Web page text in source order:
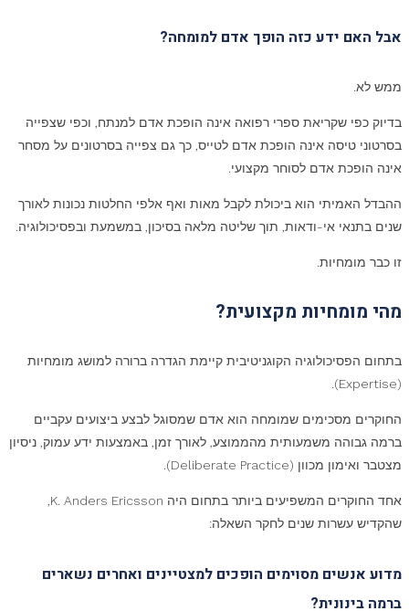
אבל האם ידע כזה הופך אדם למומחה?
ממש לא.
בדיוק כפי שקריאת ספרי רפואה אינה הופכת אדם למנתח, וכפי שצפייה
בסרטוני טיסה אינה הופכת אדם לטייס, כך גם צפייה בסרטונים על מסחר
אינה הופכת אדם לסוחר מקצועי.
ההבדל האמיתי הוא ביכולת לקבל מאות ואף אלפי החלטות נכונות לאורך
שנים בתנאי אי-ודאות, תוך שליטה מלאה בסיכון, במשמעת ובפסיכולוגיה.
זו כבר מומחיות.
מהי מומחיות מקצועית?
בתחום הפסיכולוגיה הקוגניטיבית קיימת הגדרה ברורה למושג מומחיות
(Expertise).
החוקרים מסכימים שמומחה הוא אדם שמסוגל לבצע ביצועים עקביים
ברמה גבוהה משמעותית מהממוצע, לאורך זמן, באמצעות ידע עמוק, ניסיון
מצטבר ואימון מכוון (Deliberate Practice).
אחד החוקרים המשפיעים ביותר בתחום היה K. Anders Ericsson,
שהקדיש עשרות שנים לחקר השאלה:
מדוע אנשים מסוימים הופכים למצטיינים ואחרים נשארים
ברמה בינונית?